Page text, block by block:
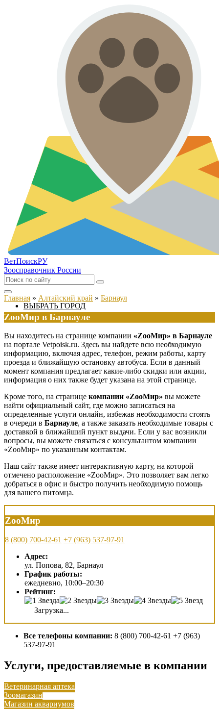
ВетПоискРУ
Зоосправочник России
ВЫБРАТЬ ГОРОД
Главная » Алтайский край » Барнаул
ZооМир в Барнауле
Вы находитесь на странице компании «ZооМир» в Барнауле
на портале Vetpoisk.ru. Здесь вы найдете всю необходимую
информацию, включая адрес, телефон, режим работы, карту
проезда и ближайшую остановку автобуса. Если в данный
момент компания предлагает какие-либо скидки или акции,
информация о них также будет указана на этой странице.
Кроме того, на странице компании «ZооМир» вы можете
найти официальный сайт, где можно записаться на
определенные услуги онлайн, избежав необходимости стоять
в очереди в Барнауле, а также заказать необходимые товары с
доставкой в ближайший пункт выдачи. Если у вас возникли
вопросы, вы можете связаться с консультантом компании
«ZооМир» по указанным контактам.
Наш сайт также имеет интерактивную карту, на которой
отмечено расположение «ZооМир». Это позволяет вам легко
добраться в офис и быстро получить необходимую помощь
для вашего питомца.
ZооМир
8 (800) 700-42-61 +7 (963) 537-97-91
Адрес:
ул. Попова, 82, Барнаул
График работы:
ежедневно, 10:00–20:30
Рейтинг:
Загрузка...
Все телефоны компании: 8 (800) 700-42-61 +7 (963)
537-97-91
Услуги, предоставляемые в компании
Ветеринарная аптека
Зоомагазин
Магазин аквариумов